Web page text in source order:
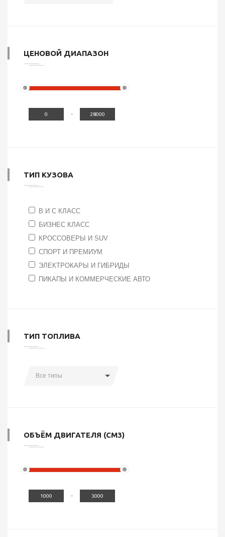
ЦЕНОВОЙ ДИАПАЗОН
-
ТИП КУЗОВА
B И C КЛАСС
БИЗНЕС КЛАСС
КРОССОВЕРЫ И SUV
СПОРТ И ПРЕМИУМ
ЭЛЕКТРОКАРЫ И ГИБРИДЫ
ПИКАПЫ И КОММЕРЧЕСКИЕ АВТО
ТИП ТОПЛИВА
Все типы
ОБЪЁМ ДВИГАТЕЛЯ (СМ3)
-